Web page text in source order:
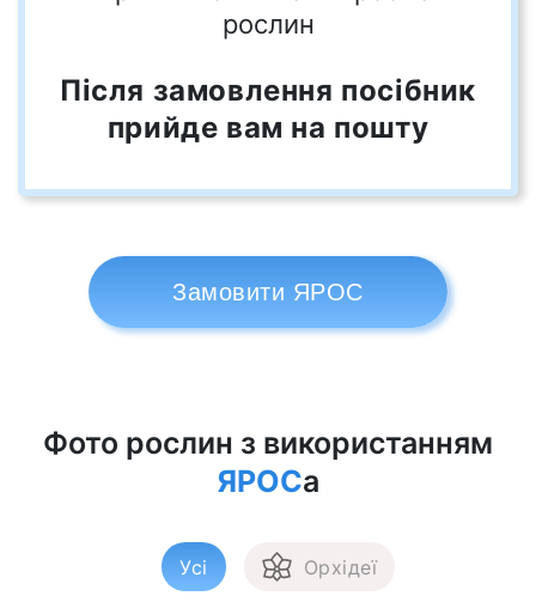
рослин
Після замовлення посібник
прийде вам на пошту
Замовити ЯРОС
Фото рослин з використанням
ЯРОСа
Усі Орхідеї